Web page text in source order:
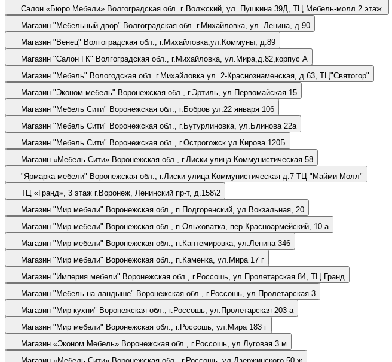
Салон «Бюро Мебели» Волгоградская обл. г Волжский, ул. Пушкина 39Д, ТЦ Мебель-молл 2 этаж.
Магазин "Мебельный двор"
Волгоградская обл. г.Михайловка, ул. Ленина, д.90
Магазин "Венец" Волгоградская обл., г.Михайловка,ул.Коммуны, д.89
Магазин "Салон ГК" Волгоградская обл., г.Михайловка, ул.Мира,д.82,корпус А
Магазин "Мебель" Вологодская обл. г.Михайловка ул. 2-Краснознаменская, д.63, ТЦ"Святогор"
Магазин "Эконом мебель" Воронежская обл., г.Эртиль, ул.Первомайская 15
Магазин "Мебель Сити"
Воронежская обл., г.Бобров ул.22 января 106
Магазин "Мебель Сити" Воронежская обл., г.Бутурлиновка, ул.Блинова 22а
Магазин "Мебель Сити" Воронежская обл., г.Острогожск ул.Кирова 120Б
Магазин «Мебель Сити» Воронежская обл., г.Лиски улица Коммунистическая 58
"Ярмарка мебели" Воронежская обл., г.Лиски улица Коммунистическая д.7 ТЦ "Майми Молл"
ТЦ «Гранд», 3 этаж г.Воронеж, Ленинский пр-т, д.158\2
Магазин "Мир мебели" Воронежская обл., п.Подгоренский, ул.Вокзальная, 20
Магазин "Мир мебели" Воронежская обл., п.Ольховатка, пер.Красноармейский, 10 а
Магазин "Мир мебели" Воронежская обл., п.Кантемировка, ул.Ленина 346
Магазин "Мир мебели" Воронежская обл., п.Каменка, ул.Мира 17 г
Магазин "Империя мебели" Воронежская обл., г.Россошь, ул.Пролетарская 84, ТЦ Гранд
Магазин "Мебель на ландыше" Воронежская обл., г.Россошь, ул.Пролетарская 3
Магазин "Мир кухни" Воронежская обл., г.Россошь, ул.Пролетарская 203 а
Магазин "Мир мебели" Воронежская обл., г.Россошь, ул.Мира 183 г
Магазин «Эконом Мебель» Воронежская обл., г.Россошь, ул.Луговая 3 м